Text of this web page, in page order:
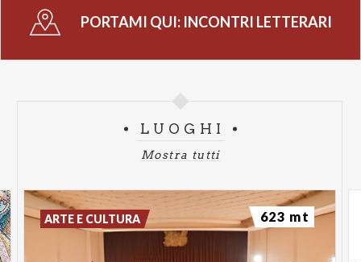
Giovedì 5 febbraio 2026
Poesia e humour nell’opera di Stefano Benni
questi ingredienti, riunendoli in pagine poetiche e
Giovedì 19 febbraio 2026
Tahar ben Jelloun - “Il razzismo spiegato a mia
figlia”
La figlia decenne dell'autore si rivolge al padre per
PORTAMI QUI: INCONTRI LETTERARI
LUOGHI
Mostra tutti
ARTE E CULTURA 623 mt